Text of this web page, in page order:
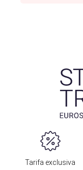
Tarifa exclusiva